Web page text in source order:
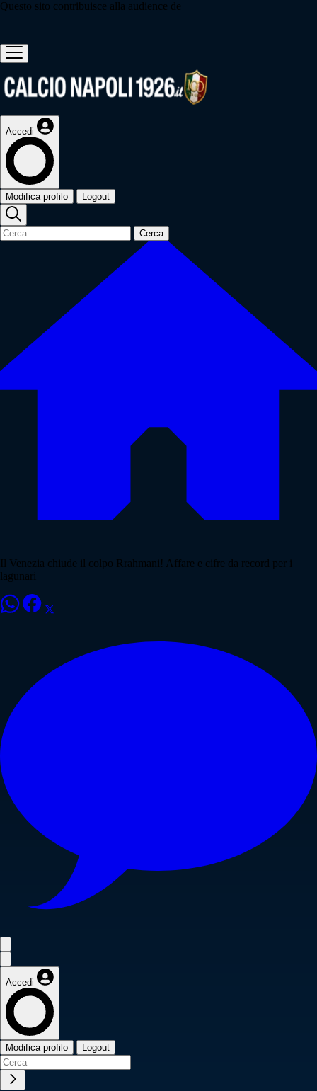
Questo sito contribuisce alla audience de
Accedi
Modifica profilo Logout
Cerca
Il Venezia chiude il colpo Rrahmani! Affare e cifre da record per i
lagunari
Accedi
Modifica profilo Logout